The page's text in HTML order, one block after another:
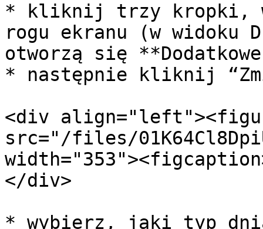
* kliknij trzy kropki,
rogu ekranu (w widoku
otworzą się
* następnie kliknij
<div
src="/files/
</div>
* wybierz, jaki typ dnia